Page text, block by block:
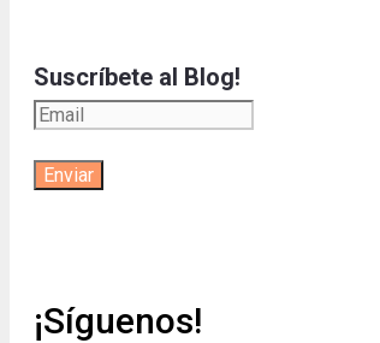
Suscríbete al Blog!
¡Síguenos!